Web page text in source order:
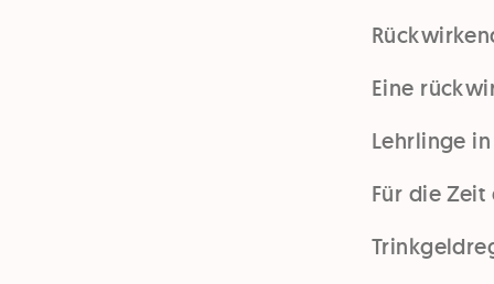
Eine
Lehrlinge
Für die